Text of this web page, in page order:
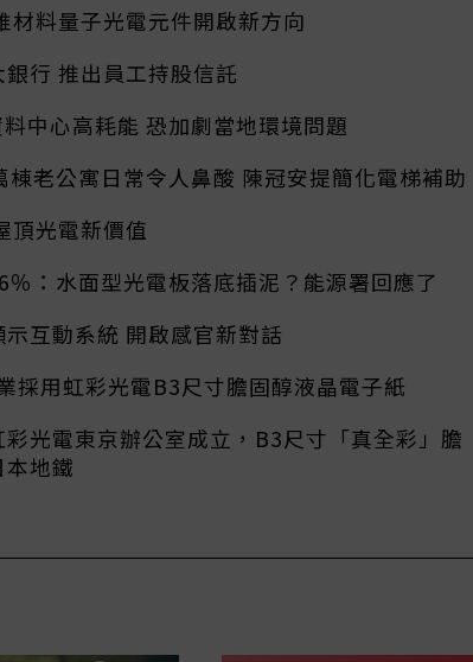
材料量子光電元件開啟新方向
行 推出員工持股信託
中心高耗能 恐加劇當地環境問題
棟老公寓日常令人鼻酸 陳冠安提簡化電梯補助
頂光電新價值
：水面型光電板落底插泥？能源署回應了
互動系統 開啟感官新對話
採用虹彩光電B3尺寸膽固醇液晶電子紙
光電東京辦公室成立，B3尺寸「真全彩」膽
地鐵